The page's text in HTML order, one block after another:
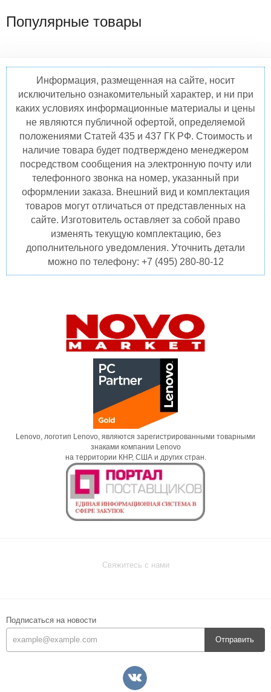
Популярные товары
Информация, размещенная на сайте, носит
исключительно ознакомительный характер, и ни при
каких условиях информационные материалы и цены
не являются публичной офертой, определяемой
положениями Статей 435 и 437 ГК РФ. Стоимость и
наличие товара будет подтверждено менеджером
посредством сообщения на электронную почту или
телефонного звонка на номер, указанный при
оформлении заказа. Внешний вид и комплектация
товаров могут отличаться от представленных на
сайте. Изготовитель оставляет за собой право
изменять текущую комплектацию, без
дополнительного уведомления. Уточнить детали
можно по телефону: +7 (495) 280-80-12
Lenovo, логотип Lenovo, являются зарегистрированными товарными
знаками компании Lenovo
на территории КНР, США и других стран.
Свяжитесь с нами
Подписаться на новости
Отправить